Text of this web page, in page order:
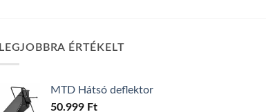
LEGJOBBRA ÉRTÉKELT
MTD Hátsó deflektor
50.999 Ft